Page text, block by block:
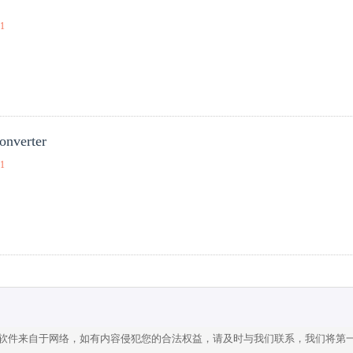
件来自于网络，如有内容侵犯您的合法权益，请及时与我们联系，我们将第